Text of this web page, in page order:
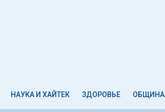
НАУКА И ХАЙТЕК ЗДОРОВЬЕ ОБЩИНА